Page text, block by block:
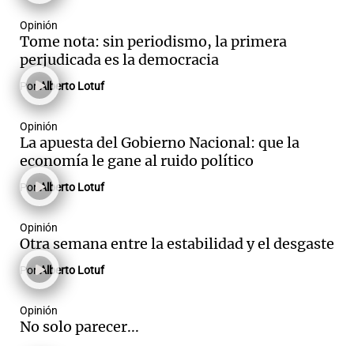
realidad, hace la diferencia y,
en consecuencia, la
Opinión
Tome nota: sin periodismo, la primera
perjudicada es la democracia
PorAlberto Lotuf
Opinión
La apuesta del Gobierno Nacional: que la
economía le gane al ruido político
PorAlberto Lotuf
Opinión
Otra semana entre la estabilidad y el desgaste
PorAlberto Lotuf
Opinión
No solo parecer...